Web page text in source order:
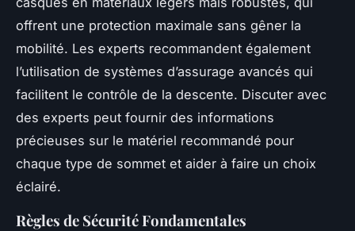
offrent une protection maximale sans gêner la
mobilité. Les experts recommandent également
l’utilisation de systèmes d’assurage avancés qui
facilitent le contrôle de la descente. Discuter avec
des experts peut fournir des informations
précieuses sur le matériel recommandé pour
chaque type de sommet et aider à faire un choix
éclairé.
Règles de Sécurité Fondamentales